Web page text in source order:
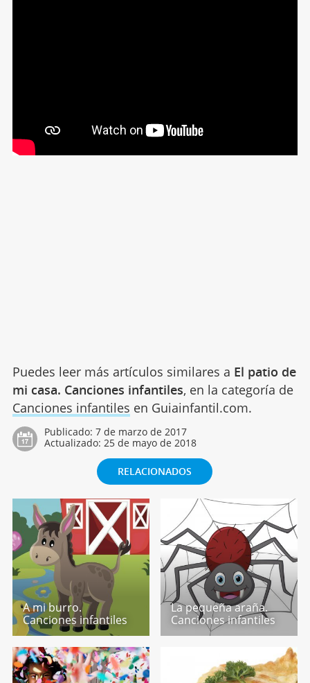
Puedes leer más artículos similares a El patio de
mi casa. Canciones infantiles, en la categoría de
Canciones infantiles en Guiainfantil.com.
Publicado: 7 de marzo de 2017
Actualizado: 25 de mayo de 2018
RELACIONADOS
A mi burro.
Canciones infantiles
La pequeña araña.
Canciones infantiles